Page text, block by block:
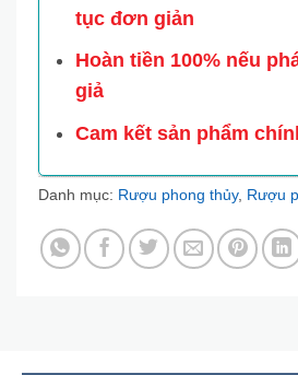
tục đơn giản
Hoàn tiền 100% nếu
giả
Cam kết sản phẩm
Danh mục: Rượu phong thủy, Rượu